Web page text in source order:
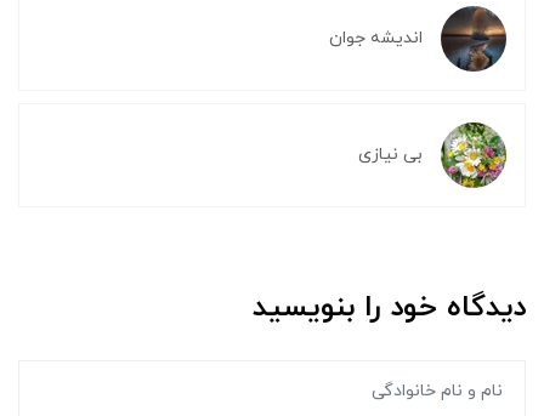
اندیشه جوان
بی نیازی
دیدگاه خود را بنویسید